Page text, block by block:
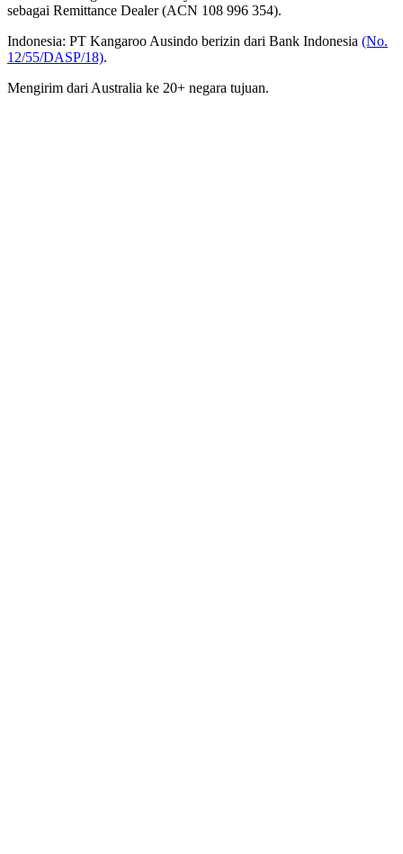
sebagai Remittance Dealer (ACN 108 996 354).
Indonesia: PT Kangaroo Ausindo berizin dari Bank Indonesia (No.
12/55/DASP/18).
Mengirim dari Australia ke 20+ negara tujuan.